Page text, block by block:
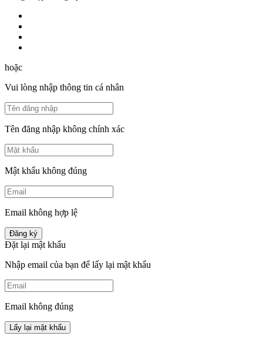
hoặc
Vui lòng nhập thông tin cá nhân
Tên đăng nhập không chính xác
Mật khẩu không đúng
Email không hợp lệ
Đăng ký
Đặt lại mật khẩu
Nhập email của bạn để lấy lại mật khẩu
Email không đúng
Lấy lại mật khẩu